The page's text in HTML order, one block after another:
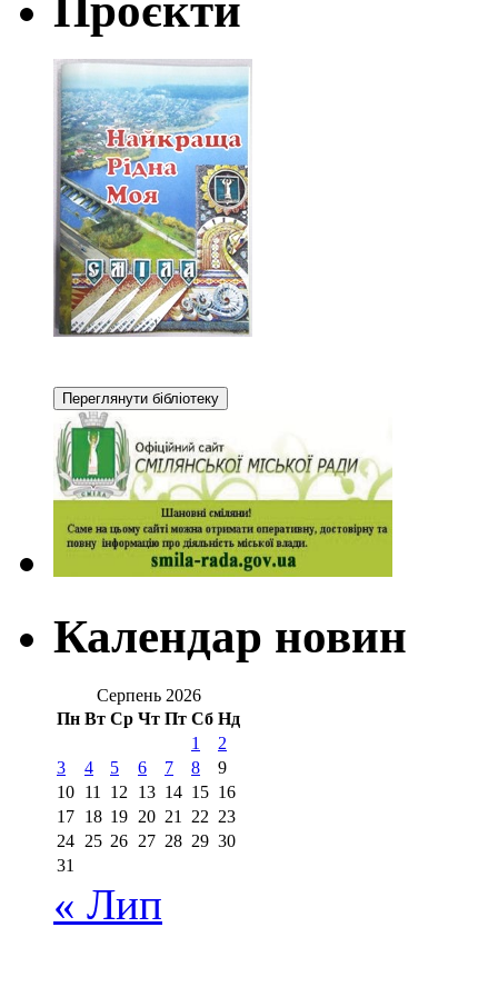
Календар новин
Серпень 2026
Пн Вт Ср Чт Пт Сб Нд
1
2
3
4 5 6 7 8
9
10 11 12 13 14 15 16
17 18 19 20 21 22 23
24 25 26 27 28 29 30
31
« Лип